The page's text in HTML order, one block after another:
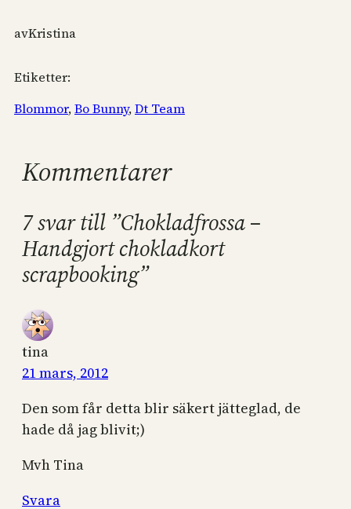
avKristina
Etiketter:
Blommor, Bo Bunny, Dt Team
Kommentarer
7 svar till ”Chokladfrossa –
Handgjort chokladkort
scrapbooking”
tina
21 mars, 2012
Den som får detta blir säkert jätteglad, de
hade då jag blivit;)
Mvh Tina
Svara